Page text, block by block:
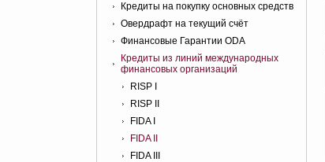
Кредиты на покупку основных средств
Овердрафт на текущий счёт
Финансовые Гарантии ODA
Кредиты из линий международных
финансовых организаций
RISP I
RISP II
FIDA I
FIDA II
FIDA III